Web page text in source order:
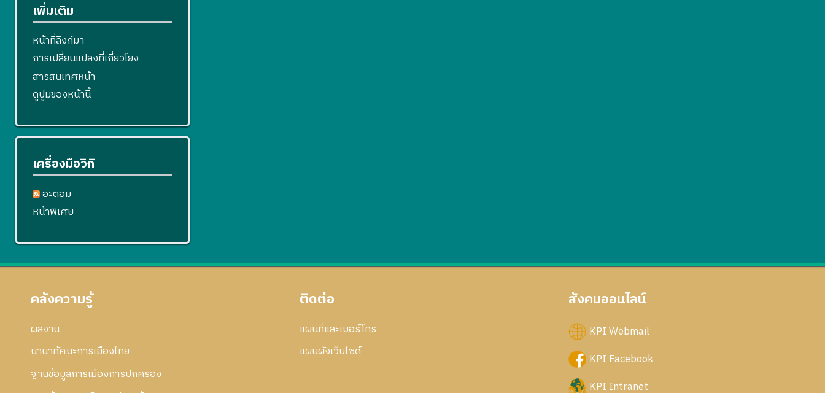
เพิ่มเติม
หน้าที่ลิงก์มา
การเปลี่ยนแปลงที่เกี่ยวโยง
สารสนเทศหน้า
ดูปูมของหน้านี้
เครื่องมือวิกิ
อะตอม
หน้าพิเศษ
คลังความรู้
ผลงาน
นานาทัศนะการเมืองไทย
ฐานข้อมูลการเมืองการปกครอง
ติดต่อ
แผนที่และเบอร์โทร
แผนผังเว็บไซด์
สังคมออนไลน์
KPI Webmail
KPI Facebook
KPI Intranet